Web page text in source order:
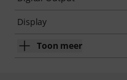
Display
Toon meer